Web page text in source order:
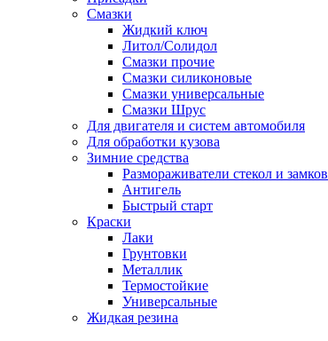
Смазки
Жидкий ключ
Литол/Солидол
Смазки прочие
Смазки силиконовые
Смазки универсальные
Смазки Шрус
Для двигателя и систем автомобиля
Для обработки кузова
Зимние средства
Размораживатели стекол и замков
Антигель
Быстрый старт
Краски
Лаки
Грунтовки
Металлик
Термостойкие
Универсальные
Жидкая резина